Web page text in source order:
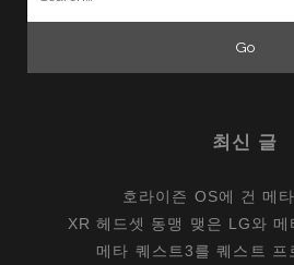
최신 글
호라이즌 OS에 건 메
XR 헤드셋 동맹 맺은 LG와 메
메타 퀘스트3를 퀘스트 프